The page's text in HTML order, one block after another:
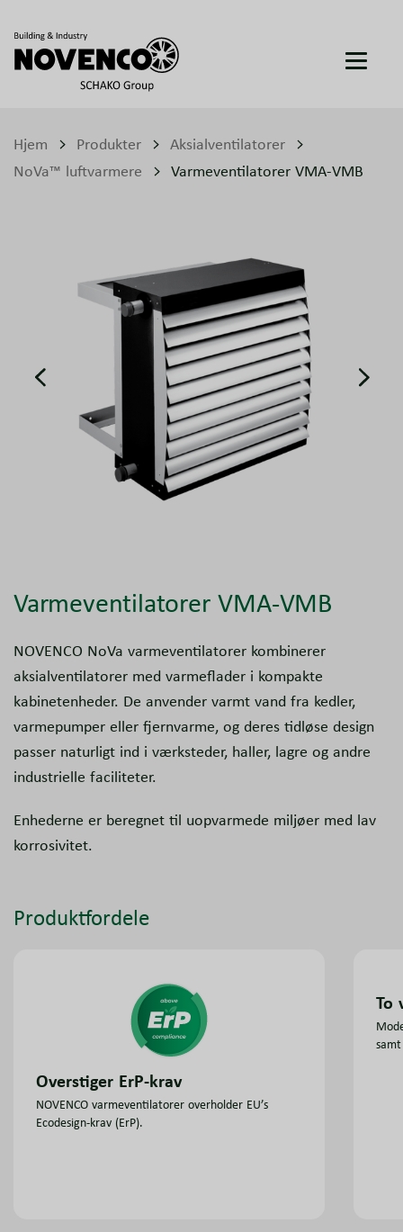
Hjem Produkter
Aksialventilatorer
NoVa™ luftvarmere
Varmeventilatorer VMA-VMB
Varmeventilatorer VMA-VMB
NOVENCO NoVa varmeventilatorer kombinerer
aksialventilatorer med varmeflader i kompakte
kabinetenheder. De anvender varmt vand fra kedler,
varmepumper eller fjernvarme, og deres tidløse design
passer naturligt ind i værksteder, haller, lagre og andre
industrielle faciliteter.
Enhederne er beregnet til uopvarmede miljøer med lav
korrosivitet.
Produktfordele
Overstiger ErP-krav
NOVENCO varmeventilatorer overholder EU’s
Ecodesign-krav (ErP).
To